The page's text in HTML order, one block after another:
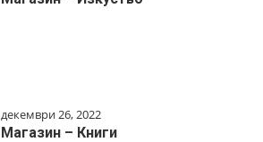
декември 26, 2022
Магазин – Книги